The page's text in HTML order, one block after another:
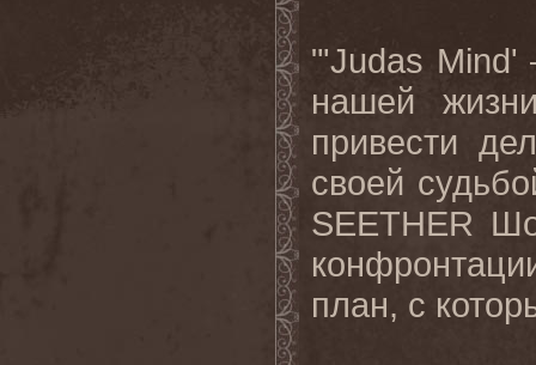
"'Judas Mind'
нашей
привести
своей
SEETHER
план, с